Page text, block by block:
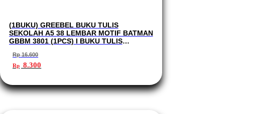
(1BUKU) GREEBEL BUKU TULIS
SEKOLAH A5 38 LEMBAR MOTIF BATMAN
GBBM 3801 (1PCS) I BUKU TULIS
Rp16.600
Harga
aslinya
Rp 16.600.
Rp 8.300saat
adalah:
Rp 8.300.